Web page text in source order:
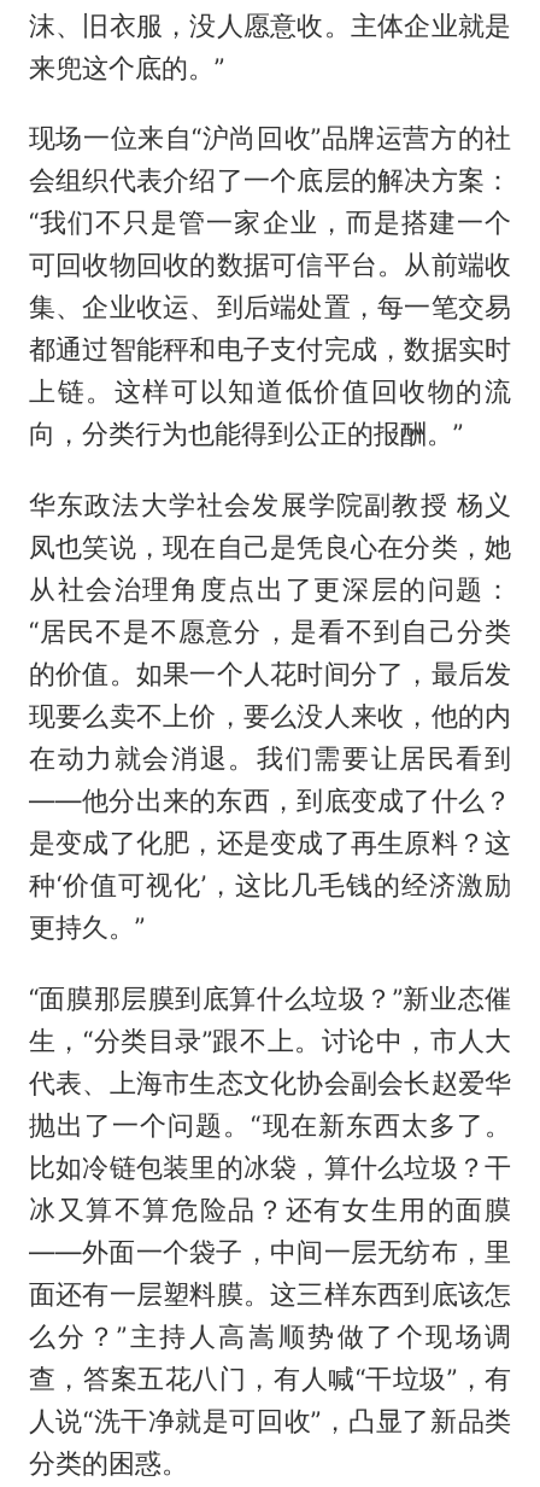
沫、旧衣服，没人愿意收。主体企业就是
来兜这个底的。”
现场一位来自“沪尚回收”品牌运营方的社
会组织代表介绍了一个底层的解决方案：
“我们不只是管一家企业，而是搭建一个
可回收物回收的数据可信平台。从前端收
集、企业收运、到后端处置，每一笔交易
都通过智能秤和电子支付完成，数据实时
上链。这样可以知道低价值回收物的流
向，分类行为也能得到公正的报酬。”
华东政法大学社会发展学院副教授 杨义
凤也笑说，现在自己是凭良心在分类，她
从社会治理角度点出了更深层的问题：
“居民不是不愿意分，是看不到自己分类
的价值。如果一个人花时间分了，最后发
现要么卖不上价，要么没人来收，他的内
在动力就会消退。我们需要让居民看到
——他分出来的东西，到底变成了什么？
是变成了化肥，还是变成了再生原料？这
种‘价值可视化’，这比几毛钱的经济激励
更持久。”
“面膜那层膜到底算什么垃圾？”新业态催
生，“分类目录”跟不上。讨论中，市人大
代表、上海市生态文化协会副会长赵爱华
抛出了一个问题。“现在新东西太多了。
比如冷链包装里的冰袋，算什么垃圾？干
冰又算不算危险品？还有女生用的面膜
——外面一个袋子，中间一层无纺布，里
面还有一层塑料膜。这三样东西到底该怎
么分？”主持人高嵩顺势做了个现场调
查，答案五花八门，有人喊“干垃圾”，有
人说“洗干净就是可回收”，凸显了新品类
分类的困惑。